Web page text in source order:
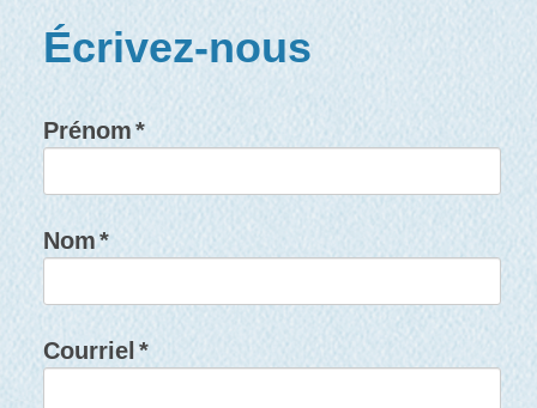
Écrivez-nous
Prénom*
Nom*
Courriel *